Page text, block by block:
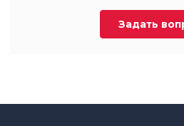
Задать